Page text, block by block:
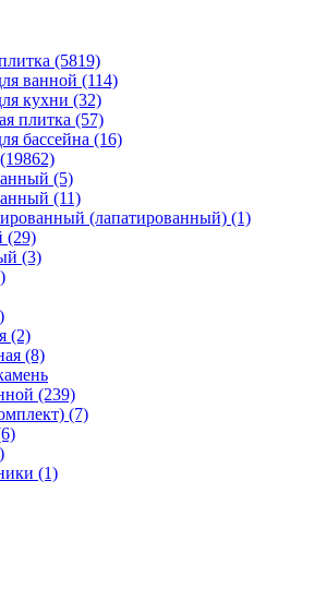
(5819)
ванной (114)
кухни (32)
плитка (57)
бассейна (16)
(5)
(11)
(лапатированный) (1)
(29)
(3)
(2)
(8)
(239)
(7)
(1)